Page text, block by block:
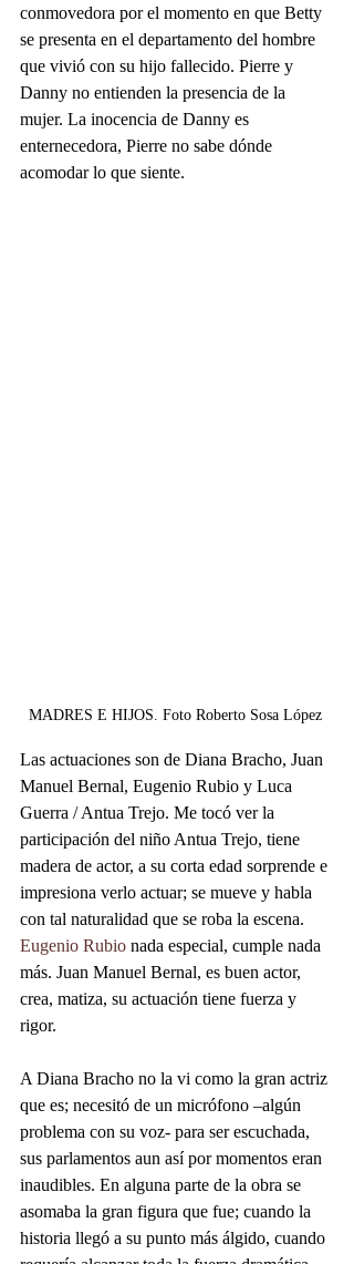
conmovedora por el momento en que Betty
se presenta en el departamento del hombre
que vivió con su hijo fallecido. Pierre y
Danny no entienden la presencia de la
mujer. La inocencia de Danny es
enternecedora, Pierre no sabe dónde
acomodar lo que siente.
MADRES E HIJOS. Foto Roberto Sosa López
Las actuaciones son de Diana Bracho, Juan
Manuel Bernal, Eugenio Rubio y Luca
Guerra / Antua Trejo. Me tocó ver la
participación del niño Antua Trejo, tiene
madera de actor, a su corta edad sorprende e
impresiona verlo actuar; se mueve y habla
con tal naturalidad que se roba la escena.
Eugenio Rubio nada especial, cumple nada
más. Juan Manuel Bernal, es buen actor,
crea, matiza, su actuación tiene fuerza y
rigor.
A Diana Bracho no la vi como la gran actriz
que es; necesitó de un micrófono –algún
problema con su voz- para ser escuchada,
sus parlamentos aun así por momentos eran
inaudibles. En alguna parte de la obra se
asomaba la gran figura que fue; cuando la
historia llegó a su punto más álgido, cuando